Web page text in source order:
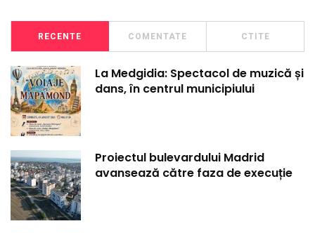
RECENTE COMENTATE CTITE
La Medgidia: Spectacol de muzică și
dans, în centrul municipiului
Proiectul bulevardului Madrid
avansează către faza de execuție